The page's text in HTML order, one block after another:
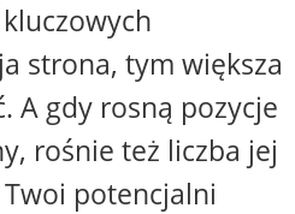
strona, tym większa
A gdy rosną pozycje
rośnie też liczba jej
potencjalni